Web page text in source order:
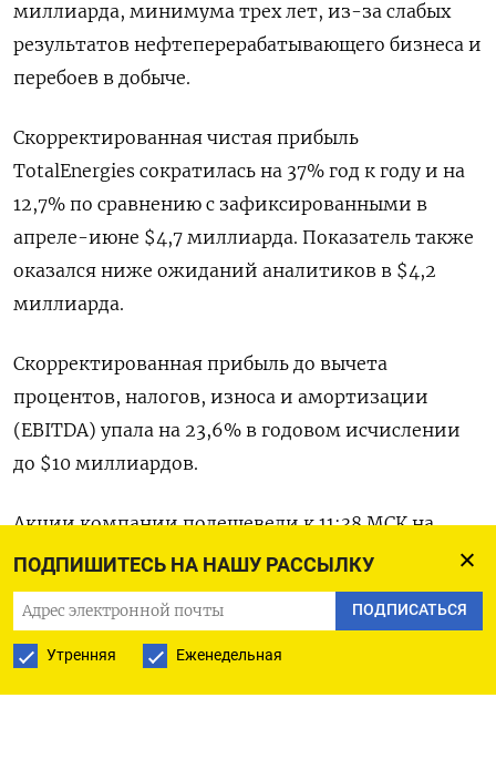
ПОДПИШИТЕСЬ НА НАШУ РАССЫЛКУ
ПОДПИСАТЬСЯ
Утренняя Еженедельная
миллиарда, минимума трех лет, из-за слабых
результатов нефтеперерабатывающего бизнеса и
перебоев в добыче.
Скорректированная чистая прибыль
TotalEnergies сократилась на 37% год к году и на
12,7% по сравнению с зафиксированными в
апреле-июне $4,7 миллиарда. Показатель также
оказался ниже ожиданий аналитиков в $4,2
миллиарда.
Скорректированная прибыль до вычета
процентов, налогов, износа и амортизации
(EBITDA) упала на 23,6% в годовом исчислении
до $10 миллиардов.
Акции компании подешевели к 11:38 МСК на
2,5%.
Оригинал сообщения на английском языке
доступен по коду: (Америка Эрнандес и